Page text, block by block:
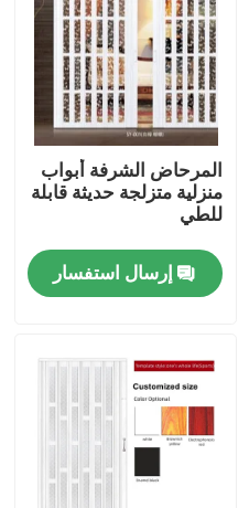
المرحاض الشرفة أبواب
منزلية متزلجة حديثة قابلة
للطي
إرسال استفسار